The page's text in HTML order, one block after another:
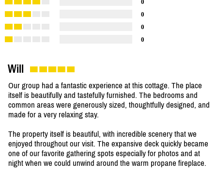
0
0
0
0
Will
Our group had a fantastic experience at this cottage. The place
itself is beautifully and tastefully furnished. The bedrooms and
common areas were generously sized, thoughtfully designed, and
made for a very relaxing stay.
The property itself is beautiful, with incredible scenery that we
enjoyed throughout our visit. The expansive deck quickly became
one of our favorite gathering spots especially for photos and at
night when we could unwind around the warm propane fireplace.